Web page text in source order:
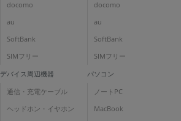
docomo
au
SoftBank
SIMフリー
docomo
au
SoftBank
SIMフリー
デバイス周辺機器
通信・充電ケーブル
ヘッドホン・イヤホン
パソコン
ノートPC
MacBook